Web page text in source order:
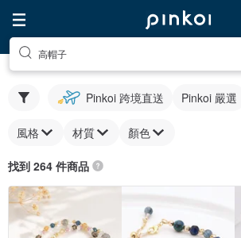
高帽子
Pinkoi 跨境直送 Pinkoi 嚴選
風格 材質 顏色
找到 264 件商品